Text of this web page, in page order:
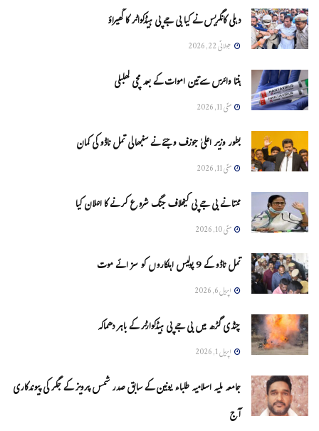
دہلی کانگریس نے کیا بی جے پی ہیڈکواٹر کا گھیراؤ
جولائی 22, 2026
ہنتا وائرس سےتین اموات کے بعد مچی کھلبلی
مئی 11, 2026
بطور وزیر اعلیٰ جوزف وجئے نے سنبھالی تمل ناڈو کی کمان
مئی 11, 2026
ممتا نے بی جے پی کیخلاف جنگ شروع کرنے کا اعلان کیا
مئی 10, 2026
تمل ناڈو کے 9 پولیس اہلکاروں کو سزائے موت
اپریل 6, 2026
چنڈی گڑھ میں بی جے پی ہیڈکوارٹر کے باہر دھماکہ
اپریل 1, 2026
جامعہ ملیہ اسلامیہ طلباء یونین کے سابق صدر شمس پرویز کے جگر کی پیوندکاری
آج